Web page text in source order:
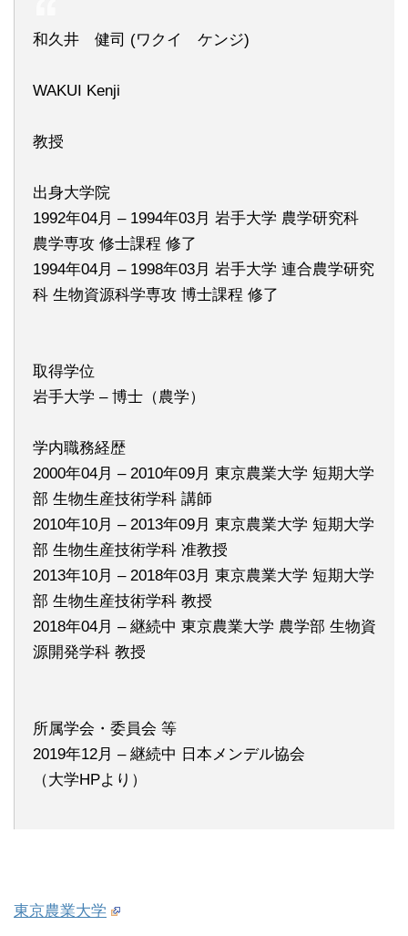
和久井 健司 (ワクイ ケンジ)
WAKUI Kenji
教授
出身大学院
1992年04月 – 1994年03月 岩手大学 農学研究科
農学専攻 修士課程 修了
1994年04月 – 1998年03月 岩手大学 連合農学研究
科 生物資源科学専攻 博士課程 修了
取得学位
岩手大学 – 博士（農学）
学内職務経歴
2000年04月 – 2010年09月 東京農業大学 短期大学
部 生物生産技術学科 講師
2010年10月 – 2013年09月 東京農業大学 短期大学
部 生物生産技術学科 准教授
2013年10月 – 2018年03月 東京農業大学 短期大学
部 生物生産技術学科 教授
2018年04月 – 継続中 東京農業大学 農学部 生物資
源開発学科 教授
所属学会・委員会 等
2019年12月 – 継続中 日本メンデル協会
（大学HPより）
東京農業大学